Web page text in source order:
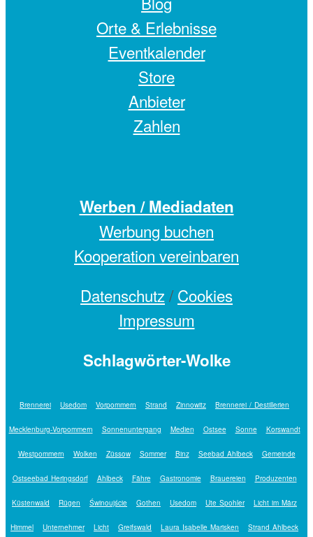
Orte & Erlebnisse
Eventkalender
Store
Anbieter
Zahlen
Werben / Mediadaten
Werbung buchen
Kooperation vereinbaren
Datenschutz/ Cookies
Impressum
Schlagwörter-Wolke
Brennerei Usedom Vorpommern Strand Zinnowitz Brennerei / Destillerien
Mecklenburg-Vorpommern Sonnenuntergang Medien Ostsee Sonne Korswandt
Westpommern Wolken Züssow Sommer Binz Seebad Ahlbeck Gemeinde
Ostseebad Heringsdorf Ahlbeck Fähre Gastronomie Brauereien Produzenten
Küstenwald Rügen Świnoujście Gothen Usedom Ute Spohler Licht im März
Himmel Unternehmer Licht Greifswald Laura Isabelle Marisken Strand Ahlbeck